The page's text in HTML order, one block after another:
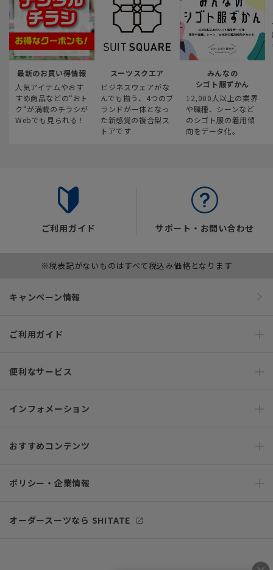
最新のお買い得情報
人気アイテムやおす
すめ商品などの“おト
ク“が満載のチラシが
Webでも見られる！
スーツスクエア
ビジネスウェアがな
んでも揃う、4つのブ
ランドが一体となっ
た新感覚の複合型ス
トアです
みんなの
シゴト服ずかん
12,000人以上の業界
や職種、シーンなど
のシゴト服の着用傾
向をデータ化。
ご利用ガイド サポート・お問い合わせ
※税表記がないものはすべて税込み価格となります
キャンペーン情報
ご利用ガイド
便利なサービス
インフォメーション
おすすめコンテンツ
ポリシー・企業情報
オーダースーツなら SHITATE